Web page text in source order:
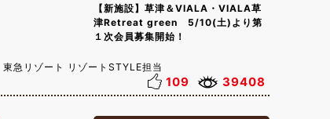
【新施設】草津＆VIALA・VIALA草
津Retreat green 5/10(土)より第
１次会員募集開始！
東急リゾート リゾートSTYLE担当
109 39408